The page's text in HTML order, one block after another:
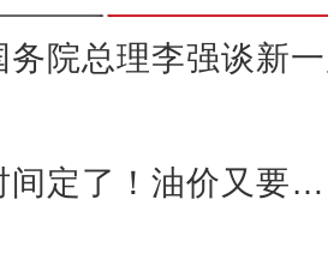
务院总理李强谈新
间定了！油价又要